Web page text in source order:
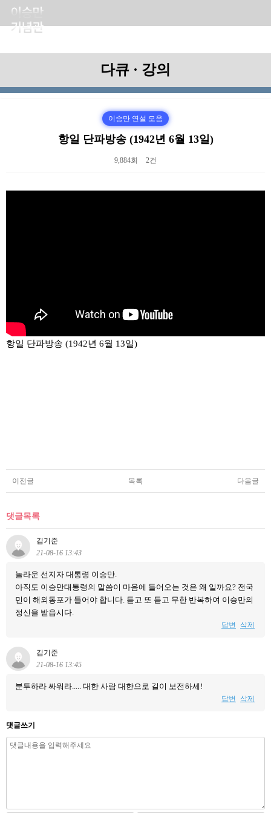
다큐 · 강의
이승만 연설 모음
항일 단파방송 (1942년 6월 13일)
9,884회 2건
본문
항일 단파방송 (1942년 6월 13일)
이전글 다음글
목록
댓글목록
김기준
21-08-16 13:43
놀라운 선지자 대통령 이승만.
아직도 이승만대통령의 말씀이 마음에 들어오는 것은 왜 일까요? 전국
민이 해외동포가 들어야 합니다. 듣고 또 듣고 무한 반복하여 이승만의
정신을 받읍시다.
답변 삭제
김기준
21-08-16 13:45
분투하라 싸워라..... 대한 사람 대한으로 길이 보전하세!
답변 삭제
댓글쓰기